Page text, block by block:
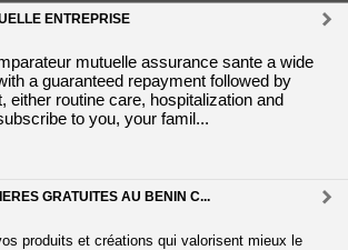
ENTREPRISE
mutuelle assurance sante a wide
a guaranteed repayment followed by
either routine care, hospitalization and
to you, your famil...
GRATUITES AU BENIN C...
produits et créations qui valorisent mieux le